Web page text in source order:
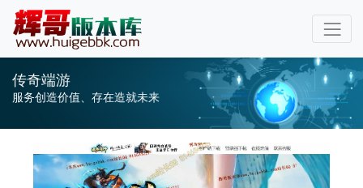
传奇端游
服务创造价值、存在造就未来